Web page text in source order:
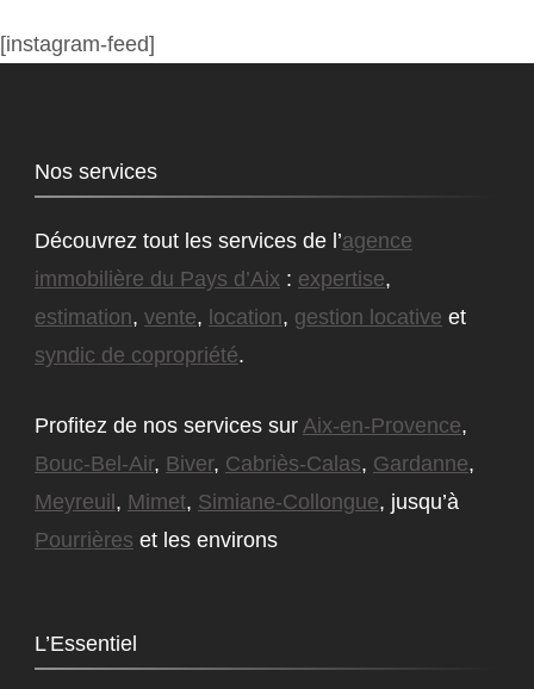
[instagram-feed]
Nos services
Découvrez tout les services de l’agence
immobilière du Pays d’Aix : expertise,
estimation, vente, location, gestion locative et
syndic de copropriété.
Profitez de nos services sur Aix-en-Provence,
Bouc-Bel-Air, Biver, Cabriès-Calas, Gardanne,
Meyreuil, Mimet, Simiane-Collongue, jusqu’à
Pourrières et les environs
L’Essentiel